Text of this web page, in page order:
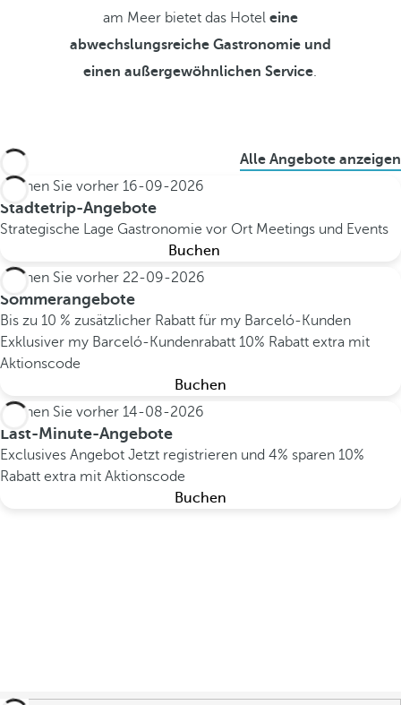
am Meer bietet das Hotel eine
abwechslungsreiche Gastronomie und
einen außergewöhnlichen Service.
Alle Angebote anzeigen
Buchen Sie vorher 16-09-2026
Städtetrip-Angebote
Strategische Lage Gastronomie vor Ort Meetings und Events
Buchen
Buchen Sie vorher 22-09-2026
Sommerangebote
Bis zu 10 % zusätzlicher Rabatt für my Barceló-Kunden
Exklusiver my Barceló-Kundenrabatt 10% Rabatt extra mit
Aktionscode
Buchen
Buchen Sie vorher 14-08-2026
Last-Minute-Angebote
Exclusives Angebot Jetzt registrieren und 4% sparen 10%
Rabatt extra mit Aktionscode
Buchen